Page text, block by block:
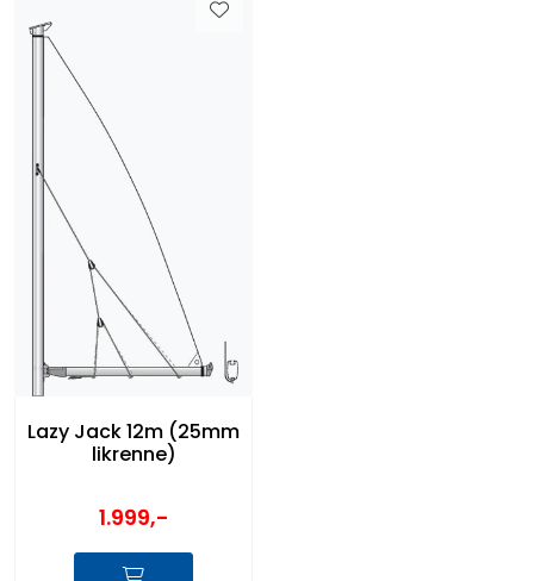
Lazy Jack 12m (25mm
likrenne)
1.999,-